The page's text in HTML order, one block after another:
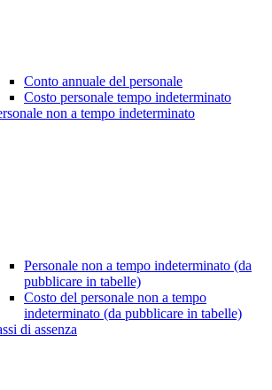
Conto annuale del personale
Costo personale tempo indeterminato
non a tempo indeterminato
Personale non a tempo indeterminato (da
pubblicare in tabelle)
Costo del personale non a tempo
indeterminato (da pubblicare in tabelle)
di assenza